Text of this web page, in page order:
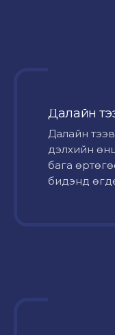
Далайн
Далайн
дэлхийн
бага
бидэнд